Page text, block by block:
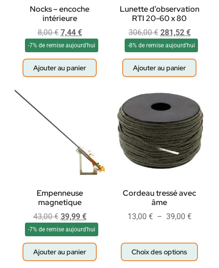
Nocks – encoche
intérieure
8,00€ 7,44 €
-7% de remise aujourd'hui
Ajouter au panier
Lunette d’observation
RTI 20-60 x 80
306,00€ 281,52 €
-8% de remise aujourd'hui
Ajouter au panier
Empenneuse
magnetique
43,00€ 39,99 €
-7% de remise aujourd'hui
Ajouter au panier
Cordeau tressé avec
âme
13,00 € – 39,00 €
Choix des options